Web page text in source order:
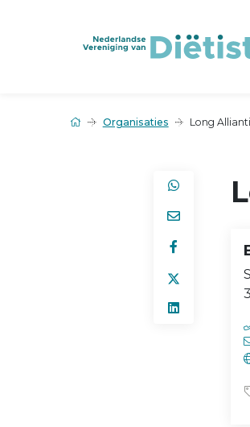
Organisaties Long